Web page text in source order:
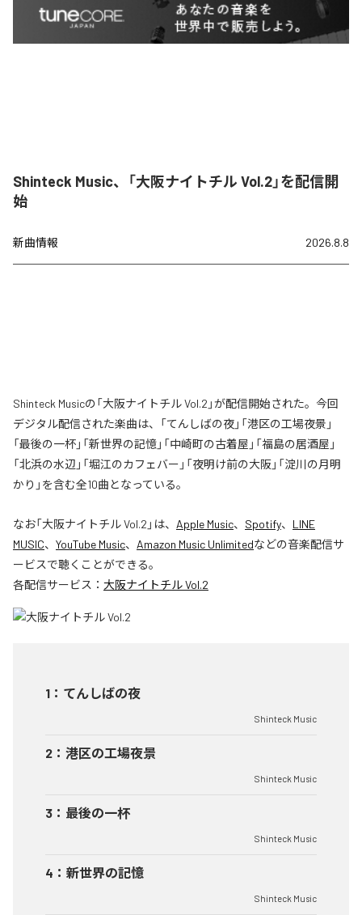
Shinteck Music、「大阪ナイトチル Vol.2」を配信開
始
新曲情報 2026.8.8
Shinteck Musicの「大阪ナイトチル Vol.2」が配信開始された。今回
デジタル配信された楽曲は、「てんしばの夜」「港区の工場夜景」
「最後の一杯」「新世界の記憶」「中崎町の古着屋」「福島の居酒屋」
「北浜の水辺」「堀江のカフェバー」「夜明け前の大阪」「淀川の月明
かり」を含む全10曲となっている。
なお「大阪ナイトチル Vol.2 」は、 Apple Music、 Spotify、 LINE
MUSIC、 YouTube Music、 Amazon Music Unlimitedなどの音楽配信サ
ービスで聴くことができる。
各配信サービス： 大阪ナイトチル Vol.2
1 ： てんしばの夜
Shinteck Music
2 ： 港区の工場夜景
Shinteck Music
3 ： 最後の一杯
Shinteck Music
4 ： 新世界の記憶
Shinteck Music